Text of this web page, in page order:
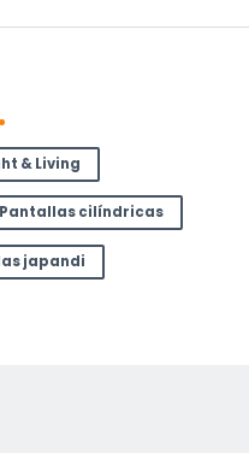
& Living
Pantallas cilíndricas
japandi